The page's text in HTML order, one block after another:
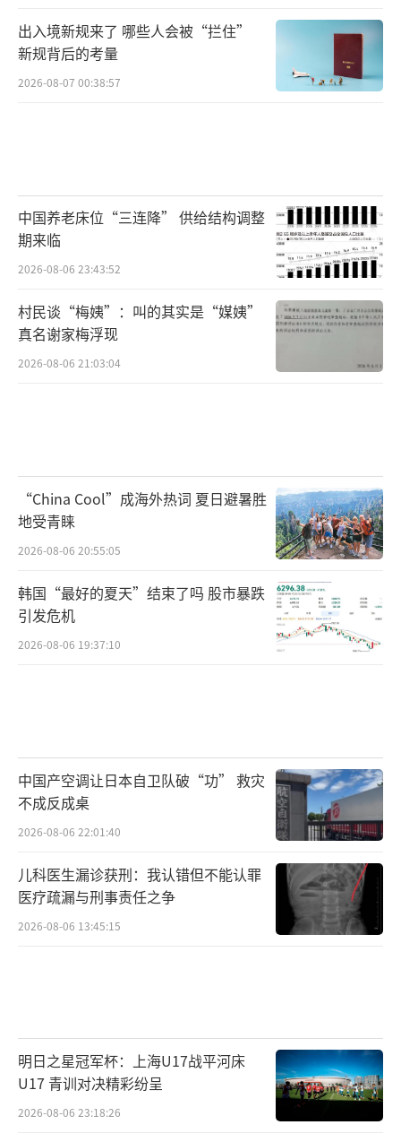
出入境新规来了 哪些人会被“拦住”
新规背后的考量
2026-08-07 00:38:57
中国养老床位“三连降” 供给结构调整
期来临
2026-08-06 23:43:52
村民谈“梅姨”：叫的其实是“媒姨”
真名谢家梅浮现
2026-08-06 21:03:04
“China Cool”成海外热词 夏日避暑胜
地受青睐
2026-08-06 20:55:05
韩国“最好的夏天”结束了吗 股市暴跌
引发危机
2026-08-06 19:37:10
中国产空调让日本自卫队破“功” 救灾
不成反成桌
2026-08-06 22:01:40
儿科医生漏诊获刑：我认错但不能认罪
医疗疏漏与刑事责任之争
2026-08-06 13:45:15
明日之星冠军杯：上海U17战平河床
U17 青训对决精彩纷呈
2026-08-06 23:18:26